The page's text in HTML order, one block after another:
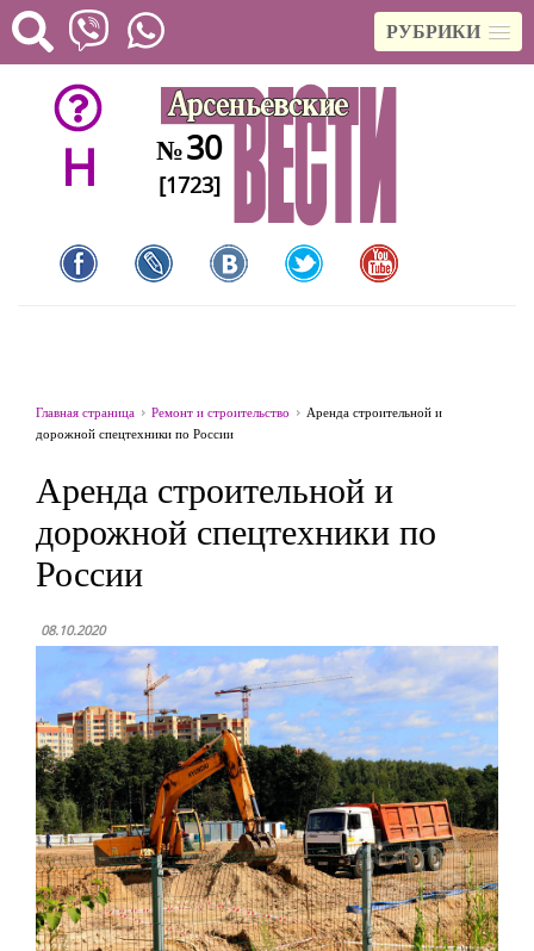
РУБРИКИ
H №30
[1723]
Главная страница Ремонт и строительство
Аренда строительной и
дорожной спецтехники по России
Аренда строительной и
дорожной спецтехники по
России
08.10.2020